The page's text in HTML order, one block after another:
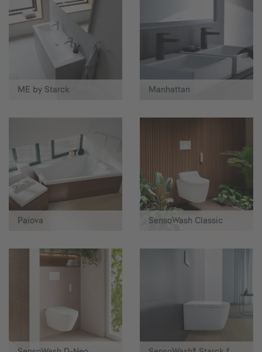
ME by Starck Manhattan
Paiova SensoWash Classic